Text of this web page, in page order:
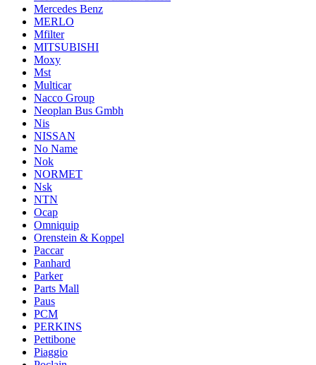
Mercedes Benz
MERLO
Mfilter
MITSUBISHI
Moxy
Mst
Multicar
Nacco Group
Neoplan Bus Gmbh
Nis
NISSAN
No Name
Nok
NORMET
Nsk
NTN
Ocap
Omniquip
Orenstein & Koppel
Paccar
Panhard
Parker
Parts Mall
Paus
PCM
PERKINS
Pettibone
Piaggio